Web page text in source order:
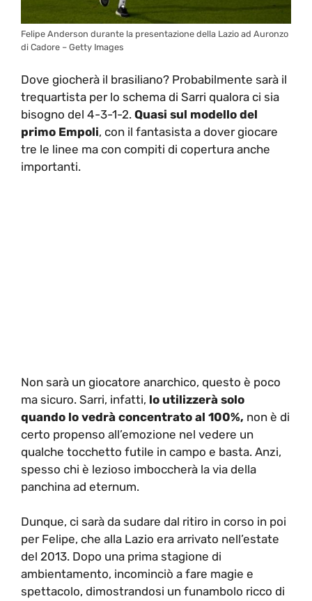
Felipe Anderson durante la presentazione della Lazio ad Auronzo
di Cadore – Getty Images
Dove giocherà il brasiliano? Probabilmente sarà il
trequartista per lo schema di Sarri qualora ci sia
bisogno del 4-3-1-2. Quasi sul modello del
primo Empoli, con il fantasista a dover giocare
tre le linee ma con compiti di copertura anche
importanti.
Non sarà un giocatore anarchico, questo è poco
ma sicuro. Sarri, infatti, lo utilizzerà solo
quando lo vedrà concentrato al 100%, non è di
certo propenso all’emozione nel vedere un
qualche tocchetto futile in campo e basta. Anzi,
spesso chi è lezioso imboccherà la via della
panchina ad eternum.
Dunque, ci sarà da sudare dal ritiro in corso in poi
per Felipe, che alla Lazio era arrivato nell’estate
del 2013. Dopo una prima stagione di
ambientamento, incominciò a fare magie e
spettacolo, dimostrandosi un funambolo ricco di